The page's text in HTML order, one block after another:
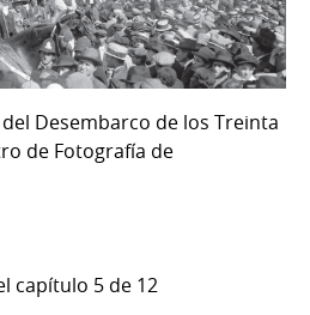
Desembarco de los Treinta
de Fotografía de
capítulo 5 de 12